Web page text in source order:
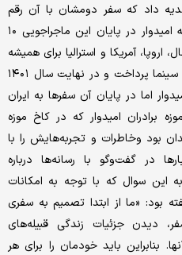
داد که سفر دومشان با آن رقم
خورد و سه سال طول کشید. عبدالله امیدوار در پایان این ماجراجویی ۱۰
آمریکا و استرالیا برای همیشه
در کشور شیلی ساکن شد و به حرفه سینما پرداخت و در نهایت سال ١۴٠١
امیدوار اما در پایان آن سفرها به ایران
برادران امیدوار که در کاخ‌ موزه
بود وخاطرات و تجربه‌هایش را با
در گفت‌وگو با رسانه‌ها درباره
این سوال که با توجه به امکانات
گفته بود: «ما از ابتدا تصمیم به سفری
دیدن جزئیات زندگی قبیله‌های
بنابراین باید خودمان را برای هر